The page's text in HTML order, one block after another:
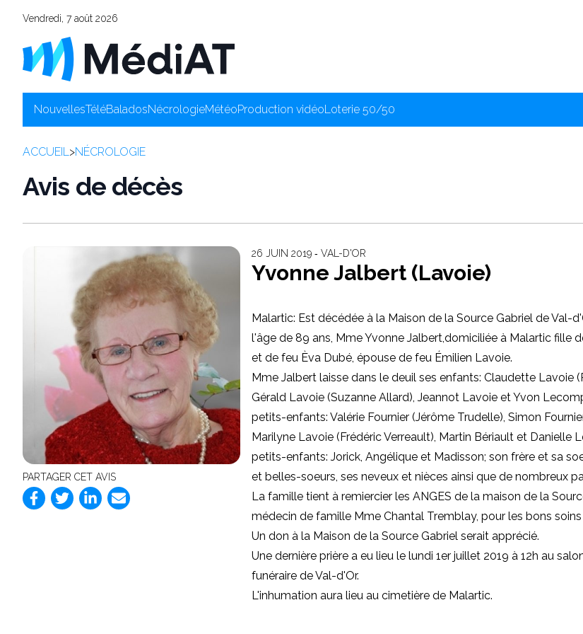
Vendredi, 7 août 2026
NouvellesTéléBaladosNécrologieMétéoProduction vidéoLoterie 50/50
ACCUEIL>NÉCROLOGIE
Avis de décès
PARTAGER CET AVIS
26 JUIN 2019 ‐ VAL-D'OR
Yvonne Jalbert (Lavoie)
Malartic: Est décédée à la Maison de la Source Gabriel de Val-
l'âge de 89 ans, MmeYvonne Jalbert,domiciliée à Malartic fille
et de feu Èva Dubé, épouse de feu Émilien Lavoie.
Mme Jalbert laisse dans le deuil ses enfants: Claudette Lavoie
Gérald Lavoie (Suzanne Allard), Jeannot Lavoie et Yvon
petits-enfants: Valérie Fournier (Jérôme Trudelle), Simon
Marilyne Lavoie (Frédéric Verreault), Martin Bériault et Danielle
petits-enfants: Jorick, Angélique et Madisson; son frère et sa
et belles-soeurs, ses neveux et nièces ainsi que de nombreux
La famille tient à remiercier les ANGES de la maison de la
médecin de famille Mme Chantal Tremblay, pour les bons
Un don à la Maison de la Source Gabriel serait apprécié.
Une dernière prière a eu lieu le lundi 1er juillet 2019 à 12h au
funéraire de Val-d'Or.
L'inhumation aura lieu au cimetière de Malartic.